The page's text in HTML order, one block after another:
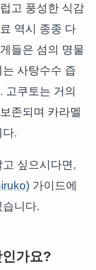
고 풍성한 식감
역시 종종 다
들은 섬의 명물
사탕수수 즙
고쿠토는 거의
존되며 카라멜
다.
싶으시다면,
가이드에
니다.
가요?